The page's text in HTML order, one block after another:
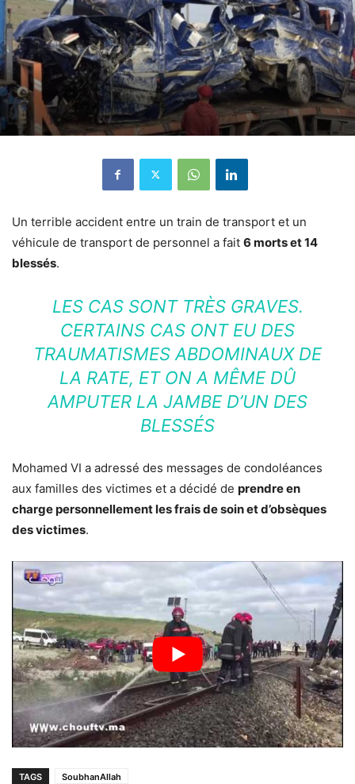
Un terrible accident entre un train de transport et un
véhicule de transport de personnel a fait 6 morts et 14
blessés.
LES CAS SONT TRÈS GRAVES.
CERTAINS CAS ONT EU DES
TRAUMATISMES ABDOMINAUX DE
LA RATE, ET ON A MÊME DÛ
AMPUTER LA JAMBE D’UN DES
BLESSÉS
Mohamed VI a adressé des messages de condoléances
aux familles des victimes et a décidé de prendre en
charge personnellement les frais de soin et d’obsèques
des victimes.
TAGS SoubhanAllah